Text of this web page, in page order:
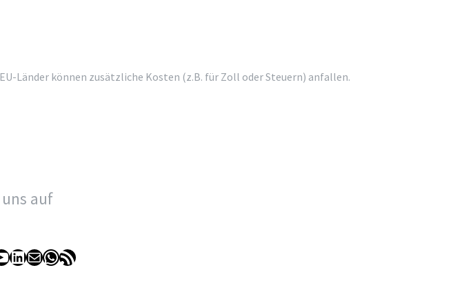
Länder können zusätzliche Kosten (z.B. für Zoll oder Steuern) anfallen.
auf
LinkedIn
E-MailWhatsApp
RSS-Feed